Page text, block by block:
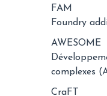
FAM
Foundry
AWESOME
complexes
CraFT